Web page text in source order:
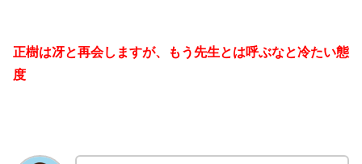
正樹は冴と再会しますが、もう先生とは呼ぶなと冷たい態
度